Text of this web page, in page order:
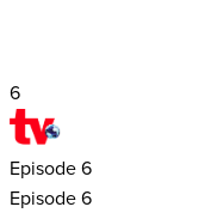
6
Episode 6
Episode 6